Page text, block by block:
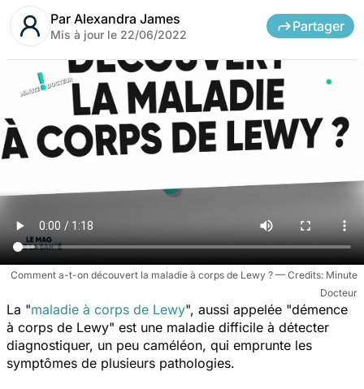
Par Alexandra James
Mis à jour le 22/06/2022
Partager
Comment a-t-on découvert la maladie à corps de Lewy ?
Minute
Docteur
La "maladie à corps de Lewy", aussi appelée "démence
à corps de Lewy" est une maladie difficile à détecter
diagnostiquer, un peu caméléon, qui emprunte les
symptômes de plusieurs pathologies.